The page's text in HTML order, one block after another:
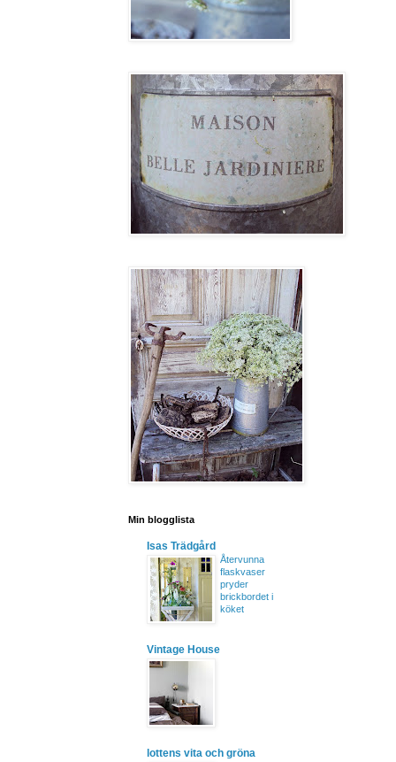
Min blogglista
Isas Trädgård
Återvunna
flaskvaser
pryder
brickbordet i
köket
Vintage House
lottens vita och gröna